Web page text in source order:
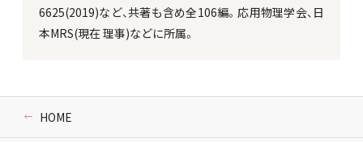
6625(2019)など、共著も含め全106編。応用物理学会、日
本MRS(現在 理事)などに所属。
HOME